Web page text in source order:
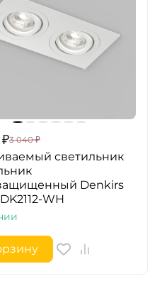
₽3 040 ₽
светильник
Denkirs
WH